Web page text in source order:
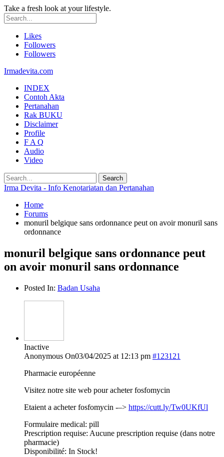
Take a fresh look at your lifestyle.
Likes
Followers
Followers
Irmadevita.com
INDEX
Contoh Akta
Pertanahan
Rak BUKU
Disclaimer
Profile
F A Q
Audio
Video
Irma Devita - Info Kenotariatan dan Pertanahan
Home
Forums
monuril belgique sans ordonnance peut on avoir monuril sans
ordonnance
monuril belgique sans ordonnance peut
on avoir monuril sans ordonnance
Posted In: Badan Usaha
Inactive
Anonymous On03/04/2025 at 12:13 pm #123121
Pharmacie européenne
Visitez notre site web pour acheter fosfomycin
Etaient a acheter fosfomycin -–> https://cutt.ly/Tw0UKfUl
Formulaire medical: pill
Prescription requise: Aucune prescription requise (dans notre
pharmacie)
Disponibilité: In Stock!